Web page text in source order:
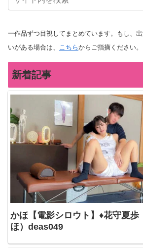
一作品ずつ目視してまとめています。もし、
いがある場合は、
こちらからご指摘ください。
新着記事
かほ【電影シロウト】♦花守夏歩
ほ）deas049